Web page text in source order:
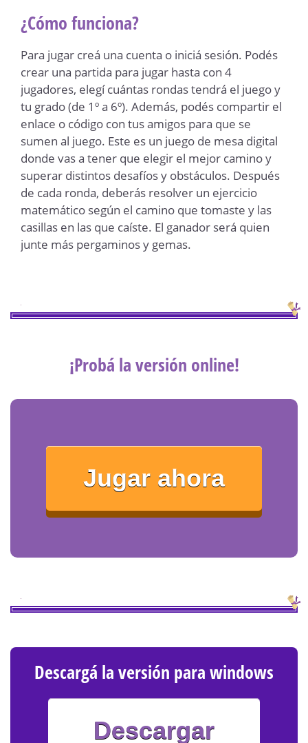
¿Cómo funciona?
Para jugar creá una cuenta o iniciá sesión. Podés
crear una partida para jugar hasta con 4
jugadores, elegí cuántas rondas tendrá el juego y
tu grado (de 1º a 6º). Además, podés compartir el
enlace o código con tus amigos para que se
sumen al juego. Este es un juego de mesa digital
donde vas a tener que elegir el mejor camino y
superar distintos desafíos y obstáculos. Después
de cada ronda, deberás resolver un ejercicio
matemático según el camino que tomaste y las
casillas en las que caíste. El ganador será quien
junte más pergaminos y gemas.
¡Probá la versión online!
Jugar ahora
Descargá la versión para windows
Descargar